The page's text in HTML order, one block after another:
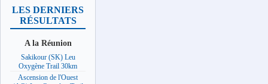
LES DERNIERS
RÉSULTATS
A la Réunion
Sakikour (SK) Leu
Oxygène Trail 30km
Ascension de l'Ouest